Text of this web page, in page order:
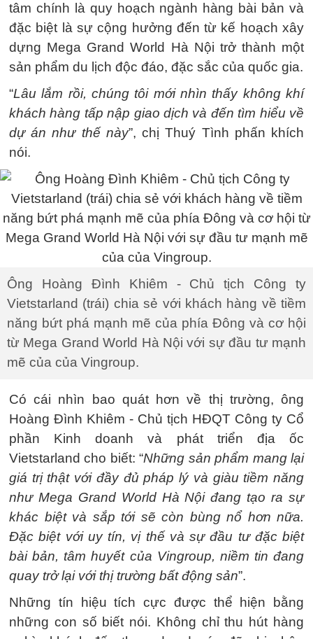
tâm chính là quy hoạch ngành hàng bài bản và
đặc biệt là sự cộng hưởng đến từ kế hoạch xây
dựng Mega Grand World Hà Nội trở thành một
sản phẩm du lịch độc đáo, đặc sắc của quốc gia.
“Lâu lắm rồi, chúng tôi mới nhìn thấy không khí
khách hàng tấp nập giao dịch và đến tìm hiểu về
dự án như thế này”, chị Thuý Tình phấn khích
nói.
Ông Hoàng Đình Khiêm - Chủ tịch Công ty
Vietstarland (trái) chia sẻ với khách hàng về tiềm
năng bứt phá mạnh mẽ của phía Đông và cơ hội
từ Mega Grand World Hà Nội với sự đầu tư mạnh
mẽ của của Vingroup.
Có cái nhìn bao quát hơn về thị trường, ông
Hoàng Đình Khiêm - Chủ tịch HĐQT Công ty Cổ
phần Kinh doanh và phát triển địa ốc
Vietstarland cho biết: “Những sản phẩm mang lại
giá trị thật với đầy đủ pháp lý và giàu tiềm năng
như Mega Grand World Hà Nội đang tạo ra sự
khác biệt và sắp tới sẽ còn bùng nổ hơn nữa.
Đặc biệt với uy tín, vị thế và sự đầu tư đặc biệt
bài bản, tâm huyết của Vingroup, niềm tin đang
quay trở lại với thị trường bất động sản”.
Những tín hiệu tích cực được thể hiện bằng
những con số biết nói. Không chỉ thu hút hàng